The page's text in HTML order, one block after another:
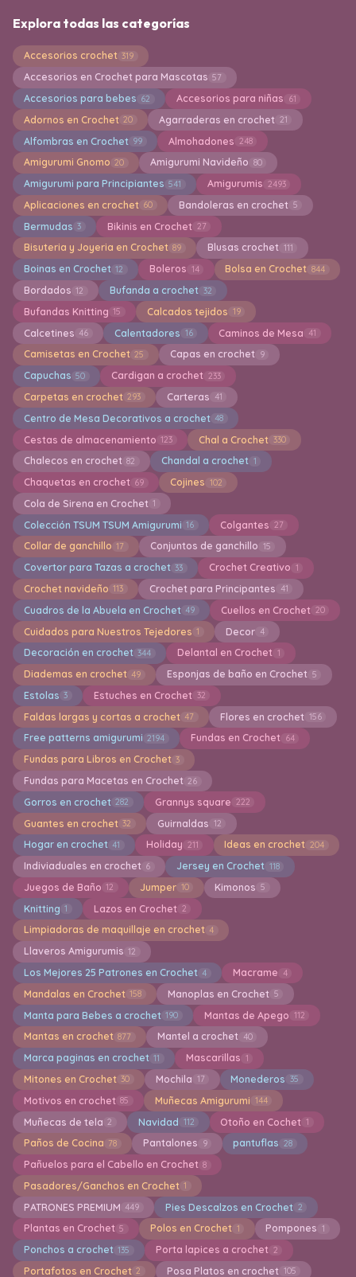
Explora todas las categorías
Accesorios crochet 319
Accesorios en Crochet para Mascotas 57
Accesorios para bebes 62 Accesorios para niñas 61
Adornos en Crochet 20 Agarraderas en crochet 21
Alfombras en Crochet 99 Almohadones 248
Amigurumi Gnomo 20 Amigurumi Navideño 80
Amigurumi para Principiantes 541 Amigurumis 2493
Aplicaciones en crochet 60 Bandoleras en crochet 5
Bermudas 3 Bikinis en Crochet 27
Bisuteria y Joyeria en Crochet 89 Blusas crochet 111
Boinas en Crochet 12 Boleros 14 Bolsa en Crochet 844
Bordados 12 Bufanda a crochet 32
Bufandas Knitting 15 Calcados tejidos 19
Calcetines 46 Calentadores 16 Caminos de Mesa 41
Camisetas en Crochet 25 Capas en crochet 9
Capuchas 50 Cardigan a crochet 233
Carpetas en crochet 293 Carteras 41
Centro de Mesa Decorativos a crochet 48
Cestas de almacenamiento 123 Chal a Crochet 330
Chalecos en crochet 82 Chandal a crochet 1
Chaquetas en crochet 69 Cojines 102
Cola de Sirena en Crochet 1
Colección TSUM TSUM Amigurumi 16 Colgantes 27
Collar de ganchillo 17 Conjuntos de ganchillo 15
Covertor para Tazas a crochet 33 Crochet Creativo 1
Crochet navideño 113 Crochet para Principantes 41
Cuadros de la Abuela en Crochet 49 Cuellos en Crochet 20
Cuidados para Nuestros Tejedores 1 Decor 4
Decoración en crochet 344 Delantal en Crochet 1
Diademas en crochet 49 Esponjas de baño en Crochet 5
Estolas 3 Estuches en Crochet 32
Faldas largas y cortas a crochet 47 Flores en crochet 156
Free patterns amigurumi 2194 Fundas en Crochet 64
Fundas para Libros en Crochet 3
Fundas para Macetas en Crochet 26
Gorros en crochet 282 Grannys square 222
Guantes en crochet 32 Guirnaldas 12
Hogar en crochet 41 Holiday 211 Ideas en crochet 204
Indiviaduales en crochet 6 Jersey en Crochet 118
Juegos de Baño 12 Jumper 10 Kimonos 5
Knitting 1 Lazos en Crochet 2
Limpiadoras de maquillaje en crochet 4
Llaveros Amigurumis 12
Los Mejores 25 Patrones en Crochet 4 Macrame 4
Mandalas en Crochet 158 Manoplas en Crochet 5
Manta para Bebes a crochet 190 Mantas de Apego 112
Mantas en crochet 877 Mantel a crochet 40
Marca paginas en crochet 11 Mascarillas 1
Mitones en Crochet 30 Mochila 17 Monederos 35
Motivos en crochet 85 Muñecas Amigurumi 144
Muñecas de tela 2 Navidad 112 Otoño en Cochet 1
Paños de Cocina 78 Pantalones 9 pantuflas 28
Pañuelos para el Cabello en Crochet 8
Pasadores/Ganchos en Crochet 1
PATRONES PREMIUM 449 Pies Descalzos en Crochet 2
Plantas en Crochet 5 Polos en Crochet 1 Pompones 1
Ponchos a crochet 135 Porta lapices a crochet 2
Portafotos en Crochet 2 Posa Platos en crochet 105